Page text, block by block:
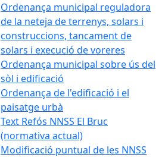
Ordenança municipal reguladora
de la neteja de terrenys, solars i
construccions, tancament de
solars i execució de voreres
Ordenança municipal sobre ús del
sòl i edificació
Ordenança de l'edificació i el
paisatge urbà
Text Refós NNSS El Bruc
(normativa actual)
Modificació puntual de les NNSS